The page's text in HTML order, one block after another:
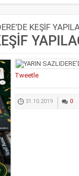
KEŞİF
Tweetle
31.10.2019 0